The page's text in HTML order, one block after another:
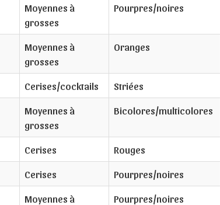
Moyennes à
grosses
Pourpres/noires
Moyennes à
grosses
Oranges
Cerises/cocktails Striées
Moyennes à
grosses
Bicolores/multicolores
Cerises Rouges
Cerises Pourpres/noires
Moyennes à
Pourpres/noires